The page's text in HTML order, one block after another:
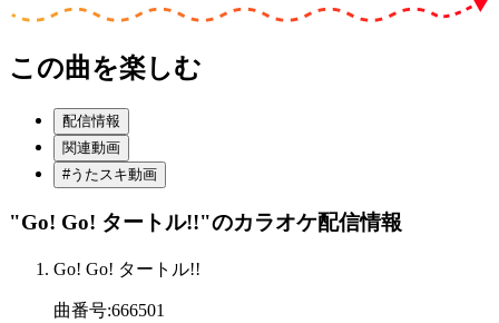
この曲を楽しむ
配信情報
関連動画
#うたスキ動画
"Go! Go! タートル!!"のカラオケ配信情報
Go! Go! タートル!!
曲番号:666501